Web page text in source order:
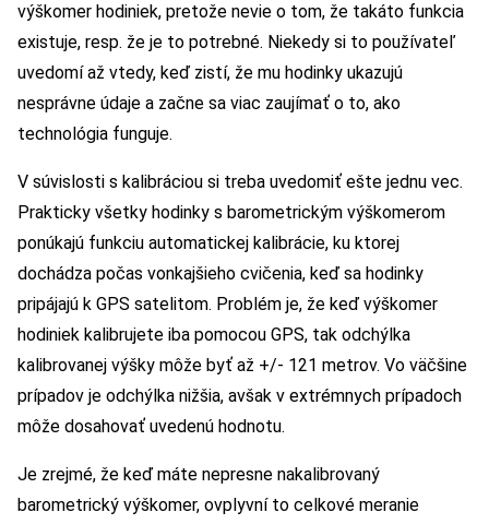
výškomer hodiniek, pretože nevie o tom, že takáto funkcia
existuje, resp. že je to potrebné. Niekedy si to používateľ
uvedomí až vtedy, keď zistí, že mu hodinky ukazujú
nesprávne údaje a začne sa viac zaujímať o to, ako
technológia funguje.
V súvislosti s kalibráciou si treba uvedomiť ešte jednu vec.
Prakticky všetky hodinky s barometrickým výškomerom
ponúkajú funkciu automatickej kalibrácie, ku ktorej
dochádza počas vonkajšieho cvičenia, keď sa hodinky
pripájajú k GPS satelitom. Problém je, že keď výškomer
hodiniek kalibrujete iba pomocou GPS, tak odchýlka
kalibrovanej výšky môže byť až +/- 121 metrov. Vo väčšine
prípadov je odchýlka nižšia, avšak v extrémnych prípadoch
môže dosahovať uvedenú hodnotu.
Je zrejmé, že keď máte nepresne nakalibrovaný
barometrický výškomer, ovplyvní to celkové meranie